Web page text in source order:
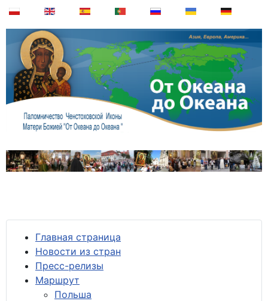
Главная страница
Новости из стран
Пресс-релизы
Маршрут
Польша